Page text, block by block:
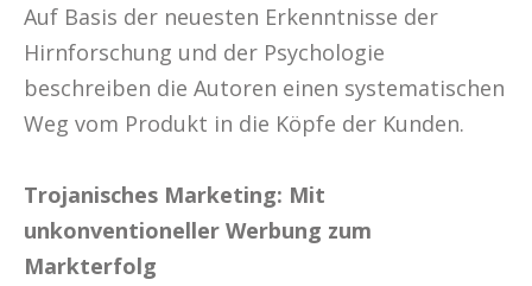
Auf Basis der neuesten Erkenntnisse der
Hirnforschung und der Psychologie
beschreiben die Autoren einen systematischen
Weg vom Produkt in die Köpfe der Kunden.
Trojanisches Marketing: Mit
unkonventioneller Werbung zum
Markterfolg